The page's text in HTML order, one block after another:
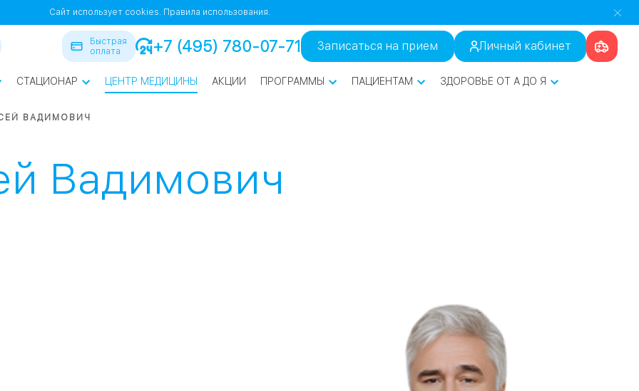
СВАО
Сайт использует cookies. Правила использования.
Быстрая
оплата
+7 (495) 780-07-71 Записаться на прием Личный кабинет
СТАЦИОНАР ЦЕНТР МЕДИЦИНЫ АКЦИИ ПРОГРАММЫ ПАЦИЕНТАМ ЗДОРОВЬЕ ОТ А ДО Я
ВАДИМОВИЧ
Вадимович